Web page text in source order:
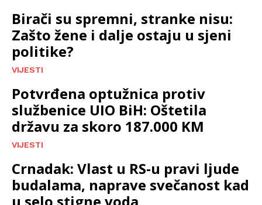
Birači su spremni, stranke nisu:
Zašto žene i dalje ostaju u sjeni
politike?
VIJESTI
Potvrđena optužnica protiv
službenice UIO BiH: Oštetila
državu za skoro 187.000 KM
VIJESTI
Crnadak: Vlast u RS-u pravi ljude
budalama, naprave svečanost kad
u selo stigne voda